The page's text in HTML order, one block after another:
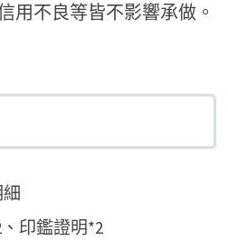
用不良等皆不影響承做。
印鑑證明*2